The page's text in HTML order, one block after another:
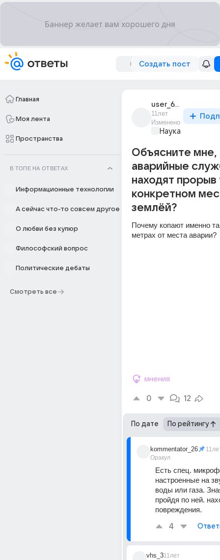
Создать пост
Главная
Моя лента
Пространства
В ТОПЕ НА ОТВЕТАХ
Информационные технологии
А сейчас что-то совсем другое
О любви без купюр
Философский вопрос
Политические дебаты
Смотреть все
user_6706011
11лет
Изменено
Наука
Объясните мне,
аварийные
находят прорыв
конкретном
землёй?
Почему копают именно
метрах от места аварии?
мнения
0 12
По дате По рейтингу
kommentator_26
Оракул
Есть спец.
настроенные на
воды или газа.
пройдя по ней.
повреждения.
4
vhs_311лет